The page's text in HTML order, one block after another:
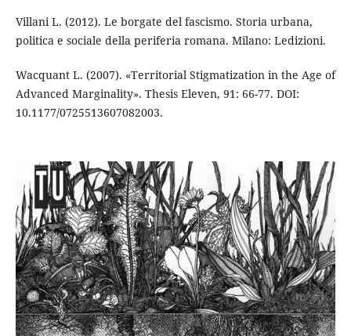
Villani L. (2012). Le borgate del fascismo. Storia urbana,
politica e sociale della periferia romana. Milano: Ledizioni.
Wacquant L. (2007). «Territorial Stigmatization in the Age of
Advanced Marginality». Thesis Eleven, 91: 66-77. DOI:
10.1177/0725513607082003.